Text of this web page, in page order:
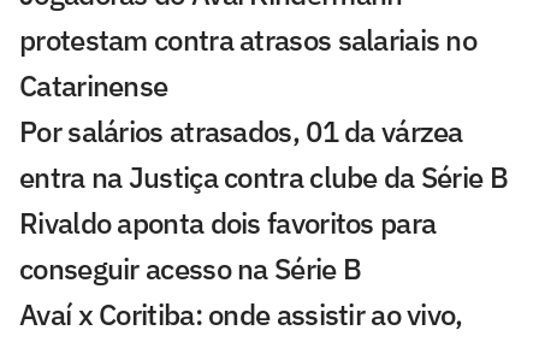
protestam contra atrasos salariais no
Catarinense
Por salários atrasados, 01 da várzea
entra na Justiça contra clube da Série B
Rivaldo aponta dois favoritos para
conseguir acesso na Série B
Avaí x Coritiba: onde assistir ao vivo,